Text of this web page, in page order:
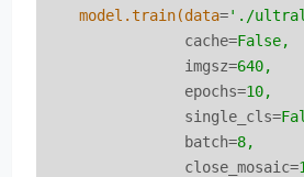
model.train(data='./
cache=False,
imgsz=640,
epochs=10,
single_cls=
batch=8,
close_mosaic=